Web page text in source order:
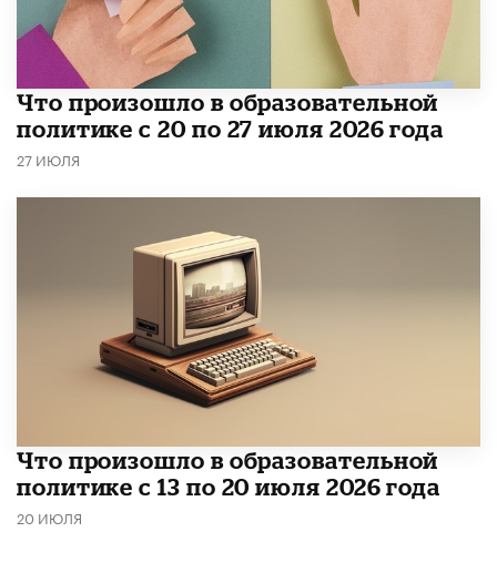
​Что произошло в образовательной
политике с 20 по 27 июля 2026 года
27 ИЮЛЯ
Что произошло в образовательной
политике с 13 по 20 июля 2026 года
20 ИЮЛЯ